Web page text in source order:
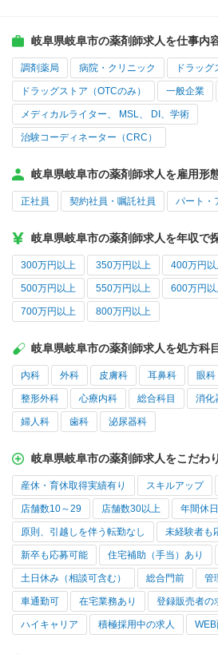
岐阜県岐阜市の薬剤師求人を仕事内
調剤薬局 病院・クリニック ドラッグ
ドラッグストア（OTCのみ） 一般企業
メディカルライター、 MSL、 DI、学術
治験コーディネーター（CRC）
岐阜県岐阜市の薬剤師求人を雇用形
正社員 契約社員・嘱託社員 パート・
岐阜県岐阜市の薬剤師求人を年収で
300万円以上 350万円以上 400万円以
500万円以上 550万円以上 600万円以
700万円以上 800万円以上
岐阜県岐阜市の薬剤師求人を処方科
内科 外科 皮膚科 耳鼻科 眼科
整形外科 心療内科 総合科目 消化
婦人科 歯科 泌尿器科
岐阜県岐阜市の薬剤師求人をこだわ
産休・育休取得実績有り スキルアップ
店舗数10～29 店舗数30以上 年間休
原則、引越しを伴う転勤なし 未経験者も
新卒も応募可能 住宅補助（手当）あり
土日休み（相談可含む） 総合門前 管
車通勤可 在宅業務あり 登録販売者の
ハイキャリア 積極採用中の求人